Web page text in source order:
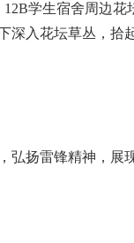
学生宿舍周边花
深入花坛草丛，拾
扬雷锋精神，展